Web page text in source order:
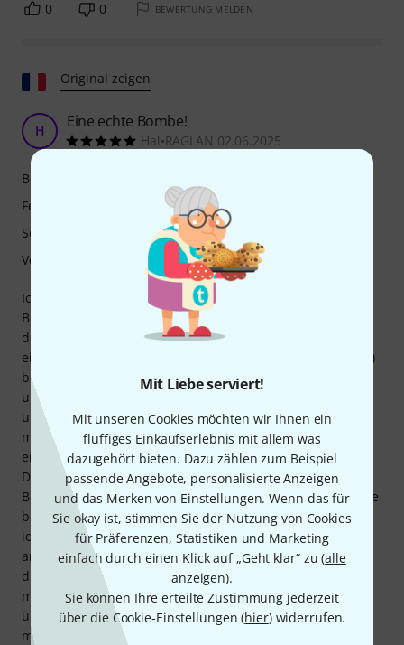
Mit Liebe serviert!
Mit unseren Cookies möchten wir Ihnen ein
fluffiges Einkaufserlebnis mit allem was
dazugehört bieten. Dazu zählen zum Beispiel
passende Angebote, personalisierte Anzeigen
und das Merken von Einstellungen. Wenn das für
Sie okay ist, stimmen Sie der Nutzung von Cookies
für Präferenzen, Statistiken und Marketing
einfach durch einen Klick auf „Geht klar“ zu (alle
anzeigen).
Sie können Ihre erteilte Zustimmung jederzeit
über die Cookie-Einstellungen (hier) widerrufen.
0 0 BEWERTUNG MELDEN
Original zeigen
H Eine echte Bombe!
Hal•RAGLAN 02.06.2025
Ich habe das PERKONS Voice-Modul (das ich in der ersten
Bewertung sehr positiv bewertet hatte, das sich aber als
defekt herausstellte) gegen das Archer's Rig von Shakmat
eingetauscht, von dem ich bereits den Battering Ram (❤️❤️)
besaß. Was für ein Knaller! Das Modul klingt unglaublich
und verfügt über genügend Rauschquellen, Effekte, Filter
und Modulationseingänge, um alles Mögliche zu
modellieren. Es auf ein HiHat-Modul zu reduzieren, wäre
eine Beleidigung, da seine Möglichkeiten enorm sind.
Darüber hinaus ist die Reaktionsfähigkeit der
Bedienelemente perfekt (keine ungünstige Verzögerung wie
beim oben genannten Modul), die Verarbeitung ist
identisch, und schließlich kommt es in einer sehr
ansprechenden Verpackung, die bis ins kleinste Detail
durchdacht ist. Und das alles für ca. 250 Euro – was will
man mehr? Dass sich einige andere Hersteller (die ich
übrigens sehr schätze) davon inspirieren lassen! Dies ist
mein zweites Shakmat-Modul, aber ich bin so begeistert,
Bedienung
Features
Sound
Verarbeitung